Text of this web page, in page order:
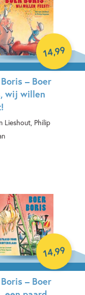
– Boer
wij willen
Lieshout, Philip
14,99
– Boer
14,99